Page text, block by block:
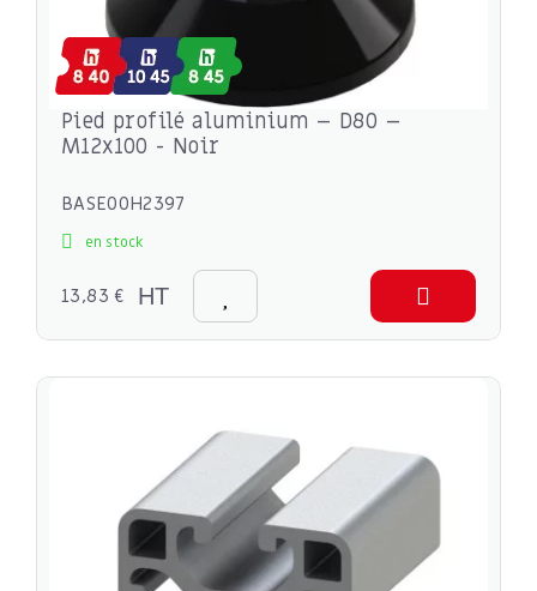
Pied profilé aluminium – D80 –
M12x100 - Noir
BASE00H2397
en stock
13,83 € HT